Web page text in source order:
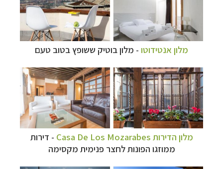
מלון אנטידוטו - מלון בוטיק ששופץ בטוב טעם
מלון הדירות Casa De Los Mozarabes - דירות
ממוזגו הפונות לחצר פנימית מקסימה